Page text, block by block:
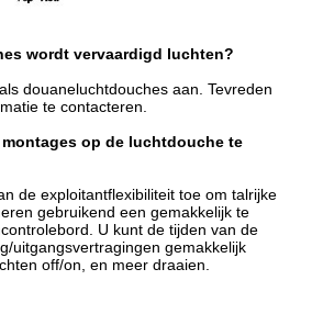
wordt vervaardigd luchten?
douaneluchtdouches aan. Tevreden
te contacteren.
op de luchtdouche te
de exploitantflexibiliteit toe om talrijke
gebruikend een gemakkelijk te
U kunt de tijden van de
uitgangsvertragingen gemakkelijk
off/on, en meer draaien.